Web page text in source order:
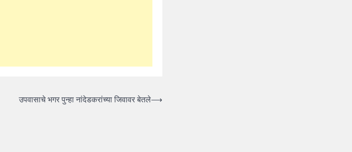
उपवासाचे भगर पुन्हा नांदेडकरांच्या जिवावर बेतले⟶